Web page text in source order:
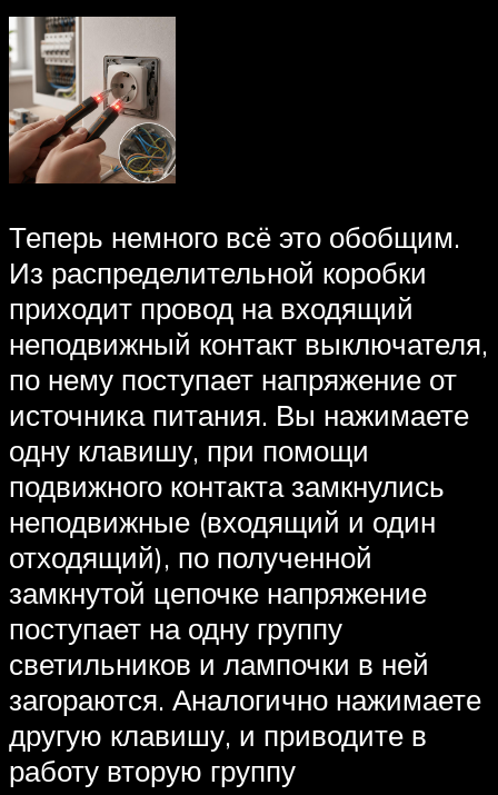
Теперь немного всё это обобщим.
Из распределительной коробки
приходит провод на входящий
неподвижный контакт выключателя,
по нему поступает напряжение от
источника питания. Вы нажимаете
одну клавишу, при помощи
подвижного контакта замкнулись
неподвижные (входящий и один
отходящий), по полученной
замкнутой цепочке напряжение
поступает на одну группу
светильников и лампочки в ней
загораются. Аналогично нажимаете
другую клавишу, и приводите в
работу вторую группу